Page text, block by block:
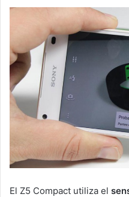
El Z5 Compact utiliza el